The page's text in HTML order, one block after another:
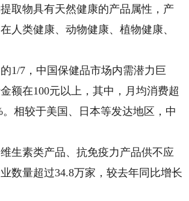
取物具有天然健康的产品属性，产
人类健康、动物健康、植物健康、
7，中国保健品市场内需潜力巨
额在100元以上，其中，月均消费超
相较于美国、日本等发达地区，中
素类产品、抗免疫力产品供不应
数量超过34.8万家，较去年同比增长